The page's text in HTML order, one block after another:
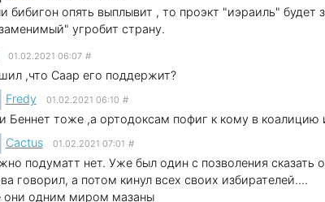
бибигон опять выплывит , то проэкт "иэраиль" будет
угробит страну.
01.02.2021 06:07 #
,что Саар его поддержит?
Fredy 01.02.2021 06:10 #
Беннет тоже ,а ортодоксам пофиг к кому в коалицию
Cactus 01.02.2021 07:01 #
подуматт нет. Уже был один с позволения сказать
говорил, а потом кинул всех своих избирателей....
они одним миром мазаны